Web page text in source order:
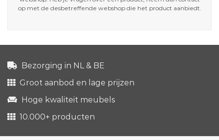
op met de desbetreffende webshop die het product aanbiedt.
Bezorging in NL & BE
Groot aanbod en lage prijzen
Hoge kwaliteit meubels
10.000+ producten